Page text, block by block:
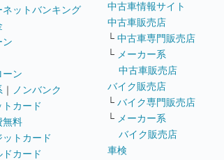
ネットバンキング
ン
ーン
｜
ノンバンク
カード
無料
ットカード
ドカード
中古車情報サイト
中古車販売店
└ 中古車専門販売店
└ メーカー系
中古車販売店
バイク販売店
└ バイク専門販売店
└ メーカー系
バイク販売店
車検